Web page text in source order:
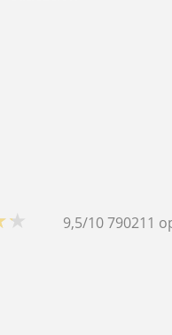
9,5/10790211